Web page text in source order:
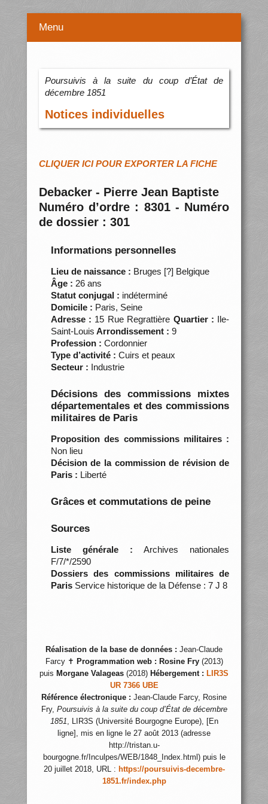
Menu
Poursuivis à la suite du coup d’État de
décembre 1851
Notices individuelles
CLIQUER ICI POUR EXPORTER LA FICHE
Debacker - Pierre Jean Baptiste
Numéro d’ordre : 8301 - Numéro
de dossier : 301
Informations personnelles
Lieu de naissance : Bruges [?] Belgique
Âge : 26 ans
Statut conjugal : indéterminé
Domicile : Paris, Seine
Adresse : 15 Rue Regrattière Quartier : Ile-
Saint-Louis Arrondissement : 9
Profession : Cordonnier
Type d’activité : Cuirs et peaux
Secteur : Industrie
Décisions des commissions mixtes
départementales et des commissions
militaires de Paris
Proposition des commissions militaires :
Non lieu
Décision de la commission de révision de
Paris : Liberté
Grâces et commutations de peine
Sources
Liste générale : Archives nationales
F/7/*/2590
Dossiers des commissions militaires de
ParisService historique de la Défense : 7 J 8
Réalisation de la base de données : Jean-Claude
Farcy ✝ Programmation web : Rosine Fry(2013)
puis Morgane Valageas (2018) Hébergement : LIR3S
UR 7366 UBE
Référence électronique : Jean-Claude Farcy, Rosine
Fry, Poursuivis à la suite du coup d’État de décembre
1851, LIR3S (Université Bourgogne Europe), [En
ligne], mis en ligne le 27 août 2013 (adresse
http://tristan.u-
bourgogne.fr/Inculpes/WEB/1848_Index.html) puis le
20 juillet 2018, URL : https://poursuivis-decembre-
1851.fr/index.php